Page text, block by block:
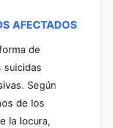
AFECTADOS
de
suicidas
Según
de los
la locura,